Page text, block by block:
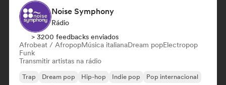
Noise Symphony
Rádio
> 3200 feedbacks enviados
Afrobeat / AfropopMúsica italianaDream popElectropop
Funk
Transmitir artistas na rádio
Trap Dream pop Hip-hop Indie pop
Pop internacional